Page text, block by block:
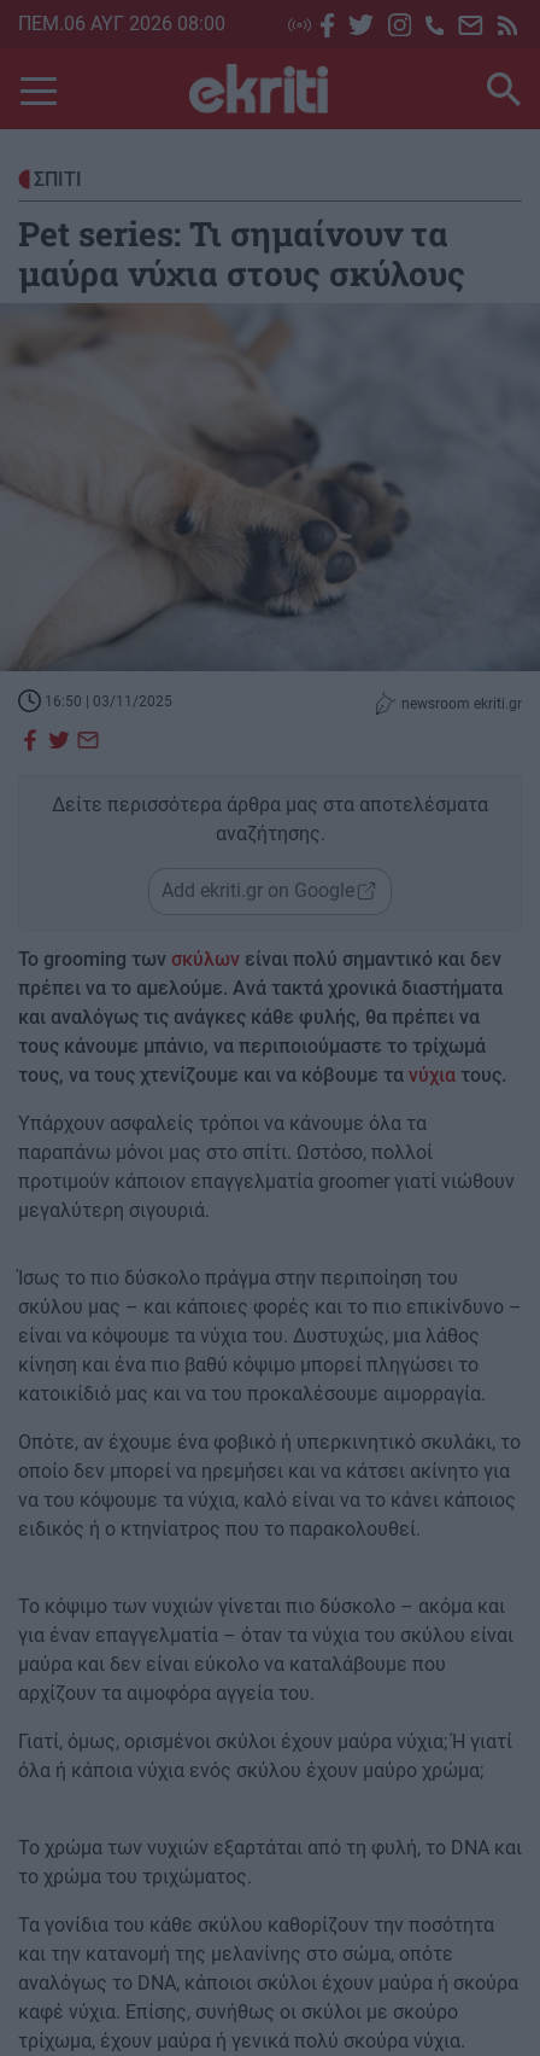
Skip
main
content
ΠΕΜ.06 ΑΥΓ 2026 08:00
ΣΠΙΤΙ
Pet series: Τι σημαίνουν τα
μαύρα νύχια στους σκύλους
16:50 | 03/11/2025 newsroom ekriti.gr
Δείτε περισσότερα άρθρα μας στα αποτελέσματα
αναζήτησης.
Add ekriti.gr on Google
Το grooming των σκύλων είναι πολύ σημαντικό και δεν
πρέπει να το αμελούμε. Ανά τακτά χρονικά διαστήματα
και αναλόγως τις ανάγκες κάθε φυλής, θα πρέπει να
τους κάνουμε μπάνιο, να περιποιούμαστε το τρίχωμά
τους, να τους χτενίζουμε και να κόβουμε τα νύχια τους.
Υπάρχουν ασφαλείς τρόποι να κάνουμε όλα τα
παραπάνω μόνοι μας στο σπίτι. Ωστόσο, πολλοί
προτιμούν κάποιον επαγγελματία groomer γιατί νιώθουν
μεγαλύτερη σιγουριά.
Ίσως το πιο δύσκολο πράγμα στην περιποίηση του
σκύλου μας – και κάποιες φορές και το πιο επικίνδυνο –
είναι να κόψουμε τα νύχια του. Δυστυχώς, μια λάθος
κίνηση και ένα πιο βαθύ κόψιμο μπορεί πληγώσει το
κατοικίδιό μας και να του προκαλέσουμε αιμορραγία.
Οπότε, αν έχουμε ένα φοβικό ή υπερκινητικό σκυλάκι, το
οποίο δεν μπορεί να ηρεμήσει και να κάτσει ακίνητο για
να του κόψουμε τα νύχια, καλό είναι να το κάνει κάποιος
ειδικός ή ο κτηνίατρος που το παρακολουθεί.
Το κόψιμο των νυχιών γίνεται πιο δύσκολο – ακόμα και
για έναν επαγγελματία – όταν τα νύχια του σκύλου είναι
μαύρα και δεν είναι εύκολο να καταλάβουμε που
αρχίζουν τα αιμοφόρα αγγεία του.
Γιατί, όμως, ορισμένοι σκύλοι έχουν μαύρα νύχια; Ή γιατί
όλα ή κάποια νύχια ενός σκύλου έχουν μαύρο χρώμα;
Το χρώμα των νυχιών εξαρτάται από τη φυλή, το DNA και
το χρώμα του τριχώματος.
Τα γονίδια του κάθε σκύλου καθορίζουν την ποσότητα
και την κατανομή της μελανίνης στο σώμα, οπότε
αναλόγως το DNA, κάποιοι σκύλοι έχουν μαύρα ή σκούρα
καφέ νύχια. Επίσης, συνήθως οι σκύλοι με σκούρο
τρίχωμα, έχουν μαύρα ή γενικά πολύ σκούρα νύχια.